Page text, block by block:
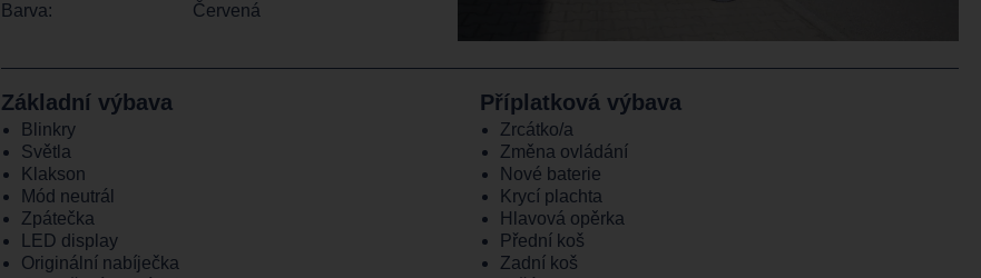
Barva:
Červená
Základní výbava
Blinkry
Světla
Klakson
Mód neutrál
Zpátečka
LED display
Originální nabíječka
Příplatková výbava
Zrcátko/a
Změna ovládání
Nové baterie
Krycí plachta
Hlavová opěrka
Přední koš
Zadní koš